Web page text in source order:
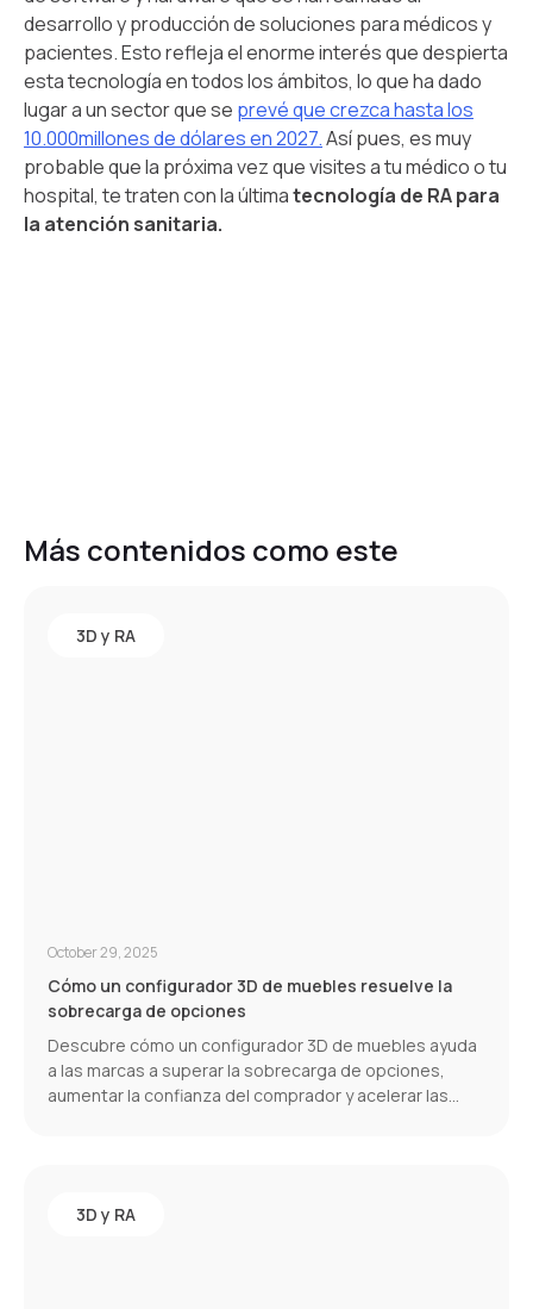
desarrollo y producción de soluciones para médicos y
pacientes. Esto refleja el enorme interés que despierta
esta tecnología en todos los ámbitos, lo que ha dado
lugar a un sector que se prevé que crezca hasta los
10.000millones de dólares en 2027.Así pues, es muy
probable que la próxima vez que visites a tu médico o tu
hospital, te traten con la últimatecnología de RA para
la atención sanitaria.
Más contenidos como este
3D y RA
October 29, 2025
Cómo un configurador 3D de muebles resuelve la
sobrecarga de opciones
Descubre cómo un configurador 3D de muebles ayuda
a las marcas a superar la sobrecarga de opciones,
aumentar la confianza del comprador y acelerar las
3D y RA